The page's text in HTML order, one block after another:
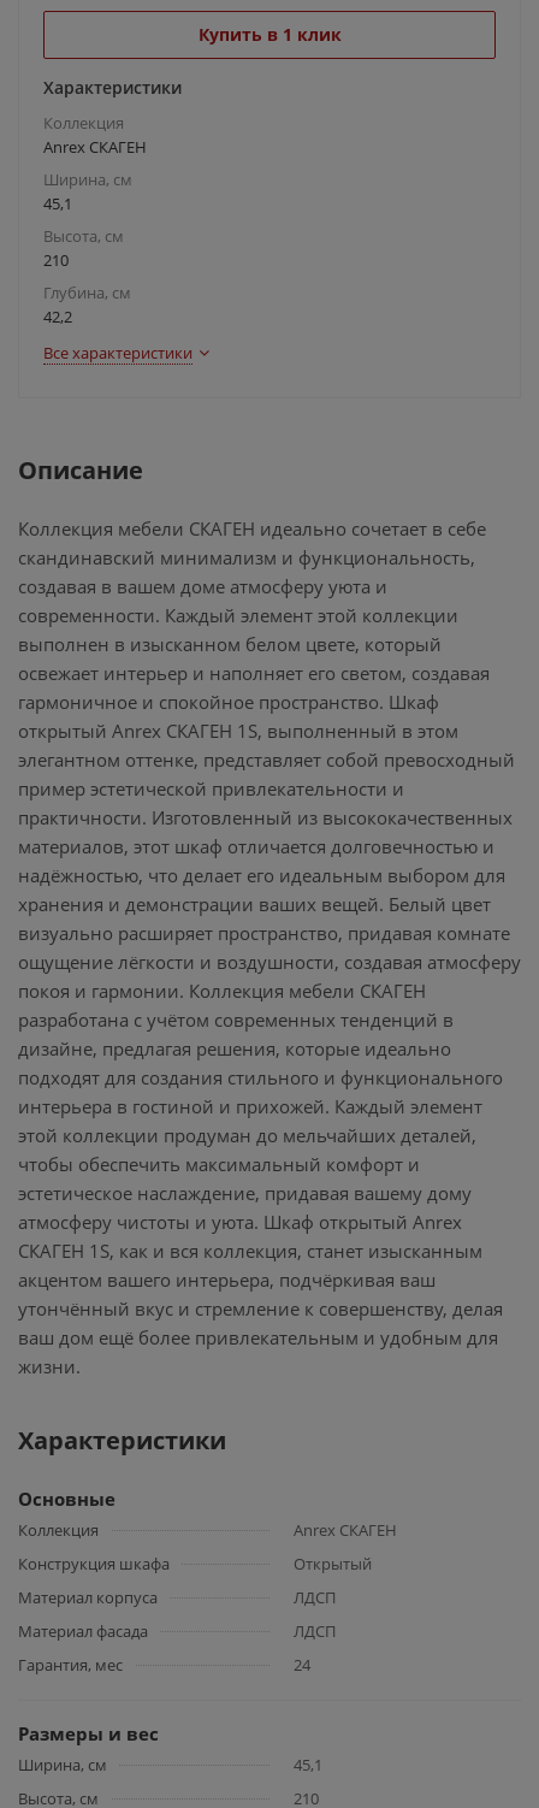
Купить в 1 клик
Характеристики
Коллекция
Anrex СКАГЕН
Ширина, см
45,1
Высота, см
210
Глубина, см
42,2
Все характеристики
Описание
Коллекция мебели СКАГЕН идеально сочетает в себе
скандинавский минимализм и функциональность,
создавая в вашем доме атмосферу уюта и
современности. Каждый элемент этой коллекции
выполнен в изысканном белом цвете, который
освежает интерьер и наполняет его светом, создавая
гармоничное и спокойное пространство. Шкаф
открытый Anrex СКАГЕН 1S, выполненный в этом
элегантном оттенке, представляет собой превосходный
пример эстетической привлекательности и
практичности. Изготовленный из высококачественных
материалов, этот шкаф отличается долговечностью и
надёжностью, что делает его идеальным выбором для
хранения и демонстрации ваших вещей. Белый цвет
визуально расширяет пространство, придавая комнате
ощущение лёгкости и воздушности, создавая атмосферу
покоя и гармонии. Коллекция мебели СКАГЕН
разработана с учётом современных тенденций в
дизайне, предлагая решения, которые идеально
подходят для создания стильного и функционального
интерьера в гостиной и прихожей. Каждый элемент
этой коллекции продуман до мельчайших деталей,
чтобы обеспечить максимальный комфорт и
эстетическое наслаждение, придавая вашему дому
атмосферу чистоты и уюта. Шкаф открытый Anrex
СКАГЕН 1S, как и вся коллекция, станет изысканным
акцентом вашего интерьера, подчёркивая ваш
утончённый вкус и стремление к совершенству, делая
ваш дом ещё более привлекательным и удобным для
жизни.
Характеристики
Основные
Коллекция
Anrex СКАГЕН
Конструкция шкафа
Открытый
Материал корпуса
ЛДСП
Материал фасада
ЛДСП
Гарантия, мес
24
Размеры и вес
Ширина, см
45,1
Высота, см
210